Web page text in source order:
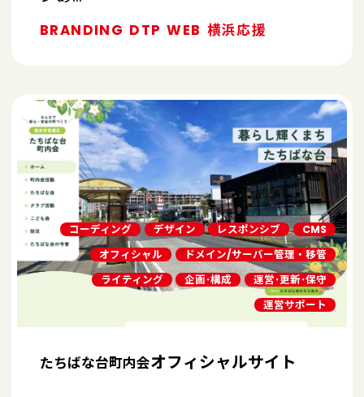
BRANDING DTP WEB 横浜応援
コーディング デザイン レスポンシブ
CMS
オフィシャル
ドメイン/サーバー管理・移管
ライティング
企画･構成
運営･更新･保守
運営サポート
たちばな台町内会オフィシャルサイト